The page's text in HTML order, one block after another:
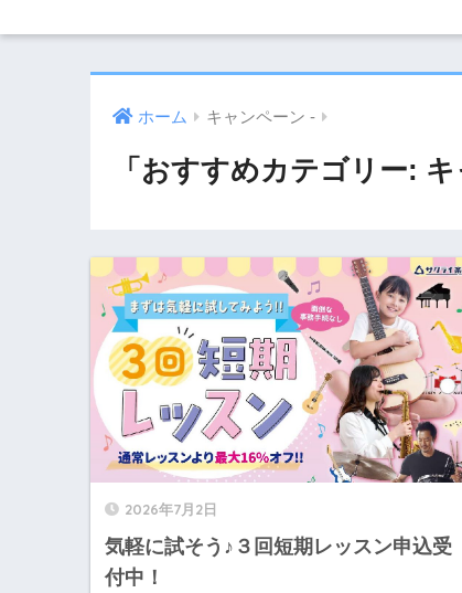
ホーム キャンペーン -
「おすすめカテゴリー:
2026年7月2日
気軽に試そう♪３回短期レッスン申込受
付中！